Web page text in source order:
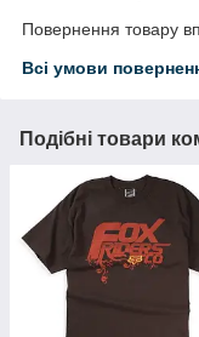
Повернення товару
Всі умови
Подібні товари